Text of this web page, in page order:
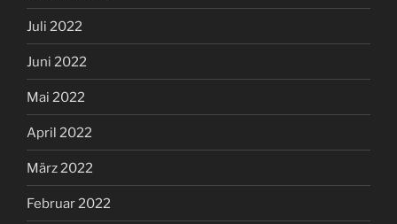
Juli 2022
Juni 2022
Mai 2022
April 2022
März 2022
Februar 2022